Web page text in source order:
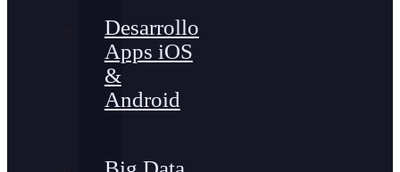
Desarrollo
Apps iOS
&
Android